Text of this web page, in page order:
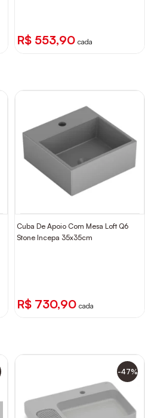
R$ 553,90 cada
Cuba De Apoio Com Mesa Loft Q6
Stone Incepa 35x35cm
R$ 730,90 cada
-47%